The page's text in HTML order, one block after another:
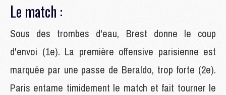
Le match :
Sous des trombes d'eau, Brest donne le coup
d'envoi (1e). La première offensive parisienne est
marquée par une passe de Beraldo, trop forte (2e).
Paris entame timidement le match et fait tourner le